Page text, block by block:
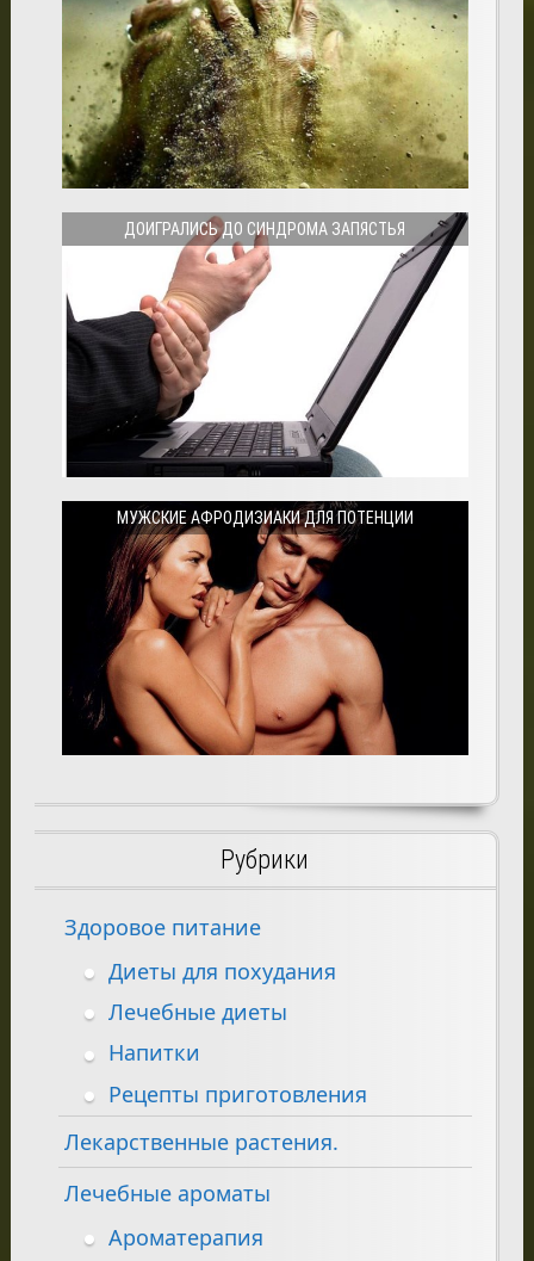
ДОИГРАЛИСЬ ДО СИНДРОМА ЗАПЯСТЬЯ
МУЖСКИЕ АФРОДИЗИАКИ ДЛЯ ПОТЕНЦИИ
Рубрики
Здоровое питание
Диеты для похудания
Лечебные диеты
Напитки
Рецепты приготовления
Лекарственные растения.
Лечебные ароматы
Ароматерапия